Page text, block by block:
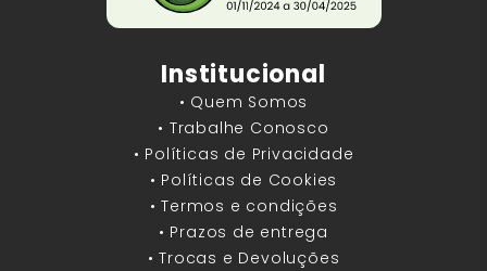
Institucional
• Quem Somos
• Trabalhe Conosco
• Políticas de Privacidade
• Políticas de Cookies
• Termos e condições
• Prazos de entrega
• Trocas e Devoluções